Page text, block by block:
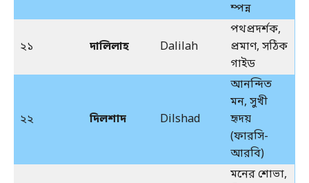
ম্পন্ন
২১ দালিলাহ Dalilah
পথপ্রদর্শক,
প্রমাণ, সঠিক
গাইড
২২ দিলশাদ Dilshad
আনন্দিত
মন, সুখী
হৃদয়
(ফারসি-
আরবি)
মনের শোভা,